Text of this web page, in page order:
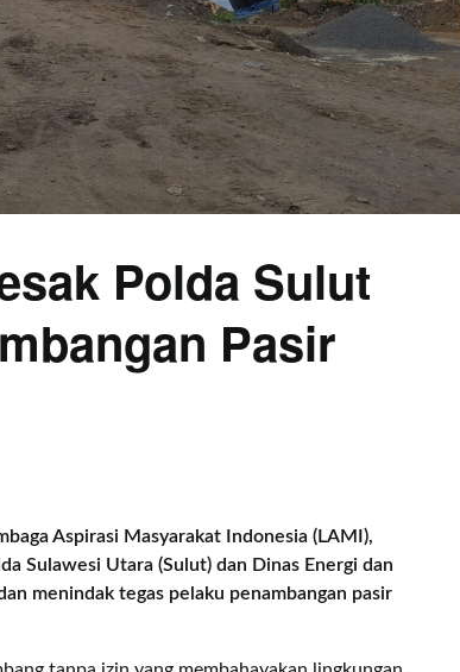
Polda Sulut
Pasir
Aspirasi Masyarakat Indonesia (LAMI),
Sulawesi Utara (Sulut) dan Dinas Energi dan
menindak tegas pelaku penambangan pasir